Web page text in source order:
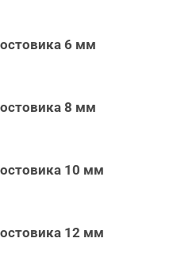
6 мм
8 мм
10 мм
12 мм